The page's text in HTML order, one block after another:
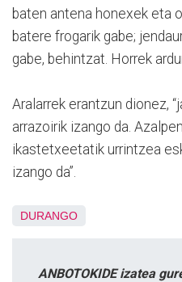
baten antena honexek eta
batere frogarik gabe;
gabe, behintzat. Horrek
Aralarrek erantzun dionez,
arrazoirik izango da.
ikastetxeetatik urrintzea
izango da”.
DURANGO
ANBOTOKIDE izatea